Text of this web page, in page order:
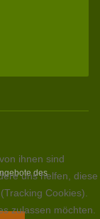
des
ihnen sind
uns helfen, diese
Cookies).
zulassen möchten.